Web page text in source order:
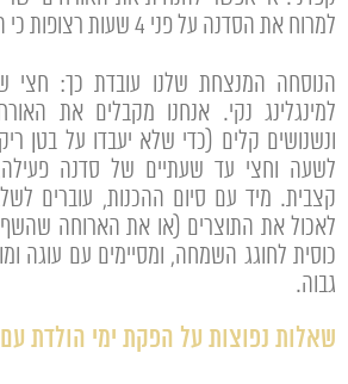
למרוח את הסדנה על פני 4 שעות רצופות כי האנשים יתעייפו.
הנוסחה המנצחת שלנו עובדת כך: חצי
למינגלינג נקי. אנחנו מקבלים את
ונשנושים קלים (כדי שלא יעבדו על בטן
לשעה וחצי עד שעתיים של סדנה
קצבית. מיד עם סיום ההכנות, עוברים
לאכול את התוצרים (או את הארוחה שהשף
כוסית לחוגג השמחה, ומסיימים עם עוגה
גבוה.
שאלות נפוצות על הפקת ימי הולדת